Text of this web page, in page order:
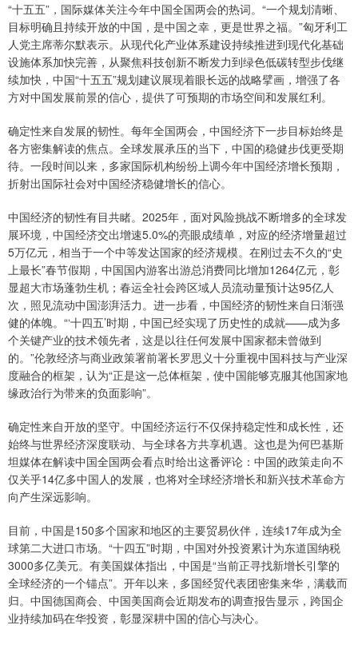
“十五五”，国际媒体关注今年中国全国两会的热词。“一个规划清晰、
目标明确且持续开放的中国，是中国之幸，更是世界之福。”匈牙利工
人党主席蒂尔默表示。从现代化产业体系建设持续推进到现代化基础
设施体系加快完善，从聚焦科技创新不断发力到绿色低碳转型步伐继
续加快，中国“十五五”规划建议展现着眼长远的战略擘画，增强了各
方对中国发展前景的信心，提供了可预期的市场空间和发展红利。
确定性来自发展的韧性。每年全国两会，中国经济下一步目标始终是
各方密集解读的焦点。全球发展承压的当下，中国的稳健步伐更受期
待。一段时间以来，多家国际机构纷纷上调今年中国经济增长预期，
折射出国际社会对中国经济稳健增长的信心。
中国经济的韧性有目共睹。2025年，面对风险挑战不断增多的全球发
展环境，中国经济交出增速5.0%的亮眼成绩单，对应的经济增量超过
5万亿元，相当于一个中等发达国家的经济规模。在刚过去不久的“史
上最长”春节假期，中国国内游客出游总消费同比增加1264亿元，彰
显超大市场蓬勃生机；春运全社会跨区域人员流动量预计达95亿人
次，照见流动中国澎湃活力。进一步看，中国经济的韧性来自日渐强
健的体魄。“‘十四五’时期，中国已经实现了历史性的成就——成为多
个关键产业的技术领先者，这是以往任何发展中国家都未曾做到
的。”伦敦经济与商业政策署前署长罗思义十分重视中国科技与产业深
度融合的框架，认为“正是这一总体框架，使中国能够克服其他国家地
缘政治行为带来的负面影响”。
确定性来自开放的坚守。中国经济运行不仅保持稳定性和成长性，还
始终与世界经济深度联动、与全球各方共享机遇。这也是为何巴基斯
坦媒体在解读中国全国两会看点时给出这番评论：中国的政策走向不
仅关乎14亿多中国人的发展，也将对全球经济增长和新兴技术革命方
向产生深远影响。
目前，中国是150多个国家和地区的主要贸易伙伴，连续17年成为全
球第二大进口市场。“十四五”时期，中国对外投资累计为东道国纳税
3000多亿美元。有美国媒体指出，中国是“当前正寻找新增长引擎的
全球经济的一个锚点”。开年以来，多国经贸代表团密集来华，满载而
归。中国德国商会、中国美国商会近期发布的调查报告显示，跨国企
业持续加码在华投资，彰显深耕中国的信心与决心。